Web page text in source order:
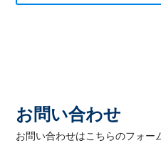
お問い合わせ
お問い合わせはこちらのフォー